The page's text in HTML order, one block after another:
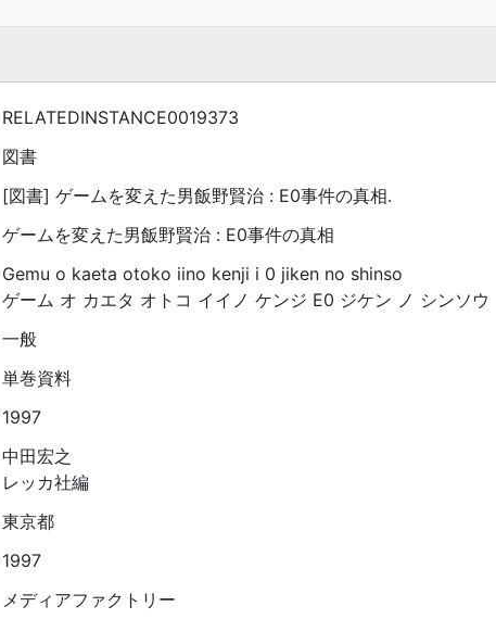
RELATEDINSTANCE0019373
図書
[図書] ゲームを変えた男飯野賢治 : E0事件の真相.
ゲームを変えた男飯野賢治 : E0事件の真相
Gemu o kaeta otoko iino kenji i 0 jiken no shinso
ゲーム オ カエタ オトコ イイノ ケンジ E0 ジケン ノ シンソウ
一般
単巻資料
1997
中田宏之
レッカ社編
東京都
1997
メディアファクトリー